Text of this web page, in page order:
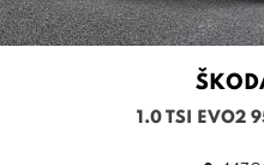
1.0 TSI EVO2